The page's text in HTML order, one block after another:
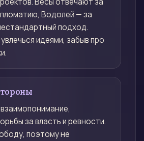
Водолей — за
подход.
идеями, забыв про
за власть и ревности.
поэтому не